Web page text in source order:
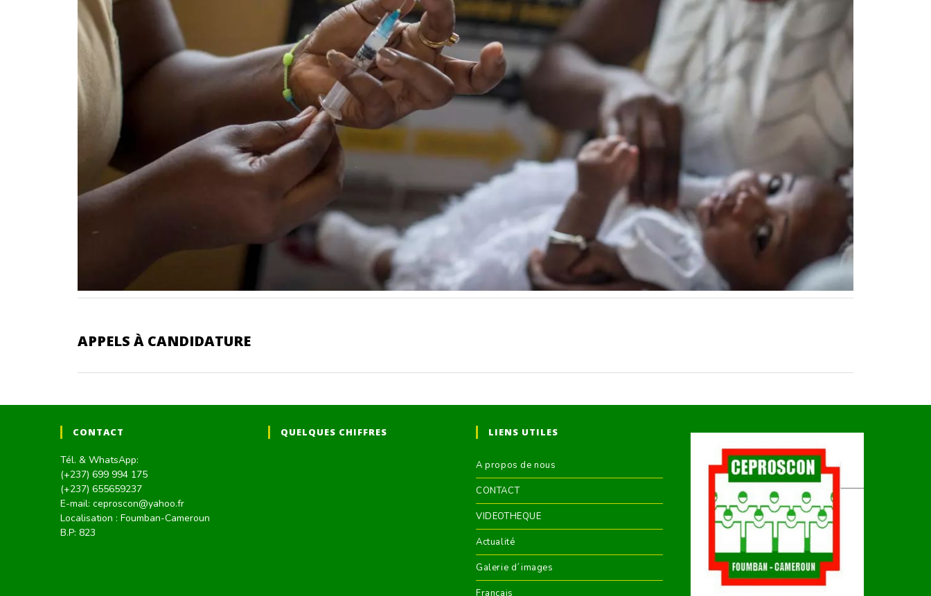
APPELS À CANDIDATURE
CONTACT
Tél. & WhatsApp:
(+237) 699 994 175
(+237) 655659237
E-mail: ceproscon@yahoo.fr
Localisation : Foumban-Cameroun
B.P: 823
QUELQUES CHIFFRES LIENS UTILES
A propos de nous
CONTACT
VIDEOTHEQUE
Actualité
Galerie d´images
Francais